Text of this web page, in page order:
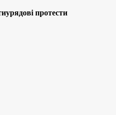
протести